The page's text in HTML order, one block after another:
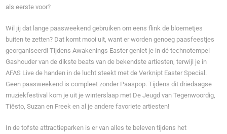
als eerste voor?
Wil jij dat lange paasweekend gebruiken om eens flink de bloemetjes
buiten te zetten? Dat komt mooi uit, want er worden genoeg paasfeestjes
georganiseerd! Tijdens Awakenings Easter geniet je in dé technotempel
Gashouder van de dikste beats van de bekendste artiesten, terwijl je in
AFAS Live de handen in de lucht steekt met de Verknipt Easter Special.
Geen paasweekend is compleet zonder Paaspop. Tijdens dit driedaagse
muziekfestival kom je uit je winterslaap met De Jeugd van Tegenwoordig,
Tiësto, Suzan en Freek en al je andere favoriete artiesten!
In de tofste attractieparken is er van alles te beleven tijdens het